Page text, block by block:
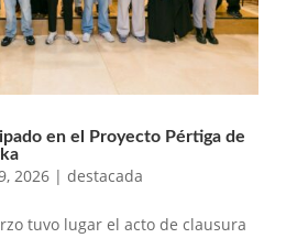
en el Proyecto Pértiga de
2026| destacada
tuvo lugar el acto de clausura